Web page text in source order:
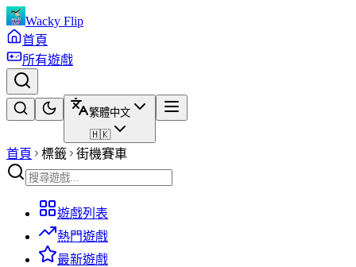
Wacky Flip
首頁
所有遊戲
繁體中文
🇭🇰
首頁 標籤 街機賽車
遊戲列表
熱門遊戲
最新遊戲